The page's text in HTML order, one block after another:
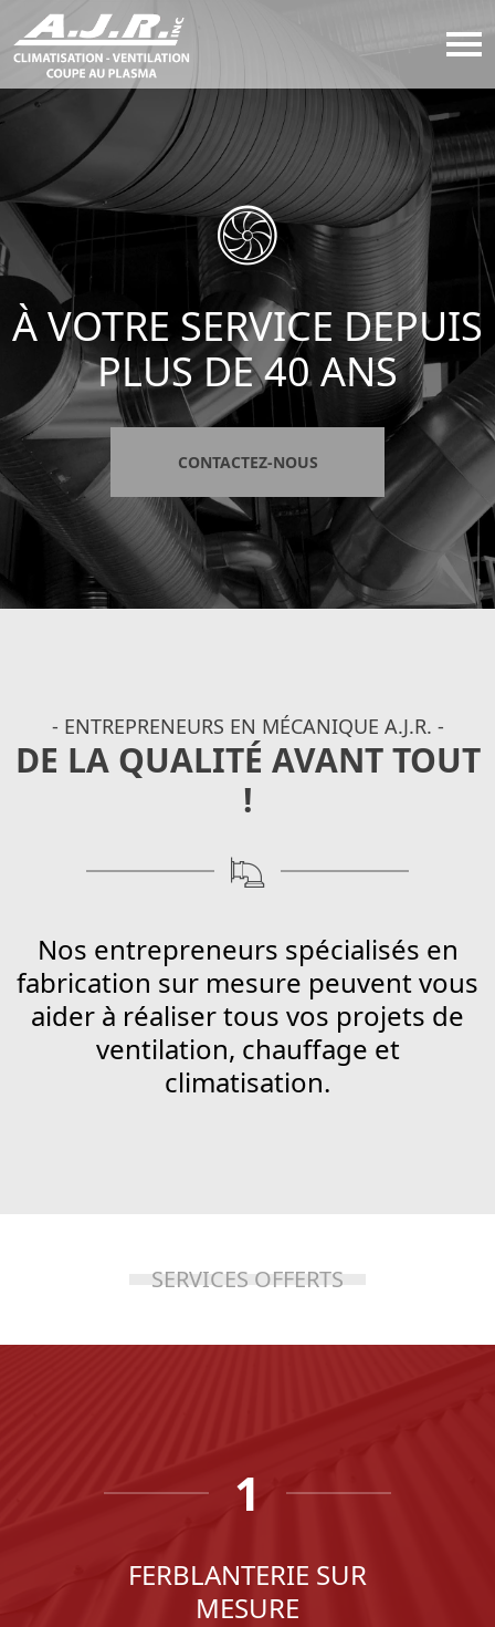
À VOTRE SERVICE DEPUIS
PLUS DE 40 ANS
CONTACTEZ-NOUS
- ENTREPRENEURS EN MÉCANIQUE A.J.R. -
DE LA QUALITÉ AVANT TOUT
!
Nos entrepreneurs spécialisés en
fabrication sur mesure peuvent vous
aider à réaliser tous vos projets de
ventilation, chauffage et
climatisation.
SERVICES OFFERTS
1
FERBLANTERIE SUR
MESURE